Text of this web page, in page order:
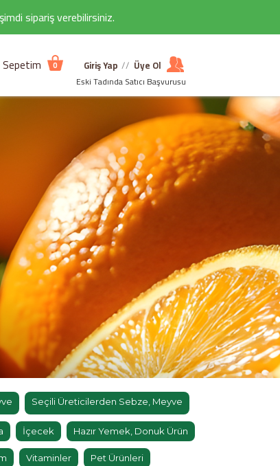
sipariş verebilirsiniz.
Sepetim 0 Giriş Yap // Üye Ol
Eski Tadında Satıcı Başvurusu
Seçili Üreticilerden Sebze, Meyve
İçecek Hazır Yemek, Donuk Ürün
Vitaminler Pet Ürünleri